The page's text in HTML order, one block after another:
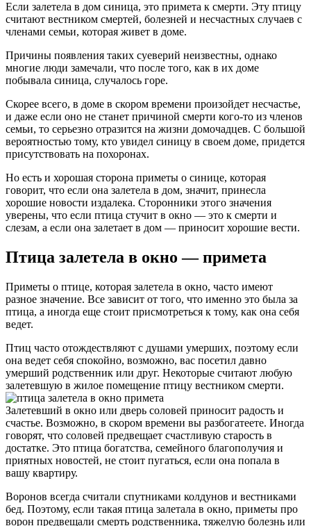
Если залетела в дом синица, это примета к смерти. Эту птицу
считают вестником смертей, болезней и несчастных случаев с
членами семьи, которая живет в доме.
Причины появления таких суеверий неизвестны, однако
многие люди замечали, что после того, как в их доме
побывала синица, случалось горе.
Скорее всего, в доме в скором времени произойдет несчастье,
и даже если оно не станет причиной смерти кого-то из членов
семьи, то серьезно отразится на жизни домочадцев. С большой
вероятностью тому, кто увидел синицу в своем доме, придется
присутствовать на похоронах.
Но есть и хорошая сторона приметы о синице, которая
говорит, что если она залетела в дом, значит, принесла
хорошие новости издалека. Сторонники этого значения
уверены, что если птица стучит в окно — это к смерти и
слезам, а если она залетает в дом — приносит хорошие вести.
Птица залетела в окно — примета
Приметы о птице, которая залетела в окно, часто имеют
разное значение. Все зависит от того, что именно это была за
птица, а иногда еще стоит присмотреться к тому, как она себя
ведет.
Птиц часто отождествляют с душами умерших, поэтому если
она ведет себя спокойно, возможно, вас посетил давно
умерший родственник или друг. Некоторые считают любую
залетевшую в жилое помещение птицу вестником смерти.
Залетевший в окно или дверь соловей приносит радость и
счастье. Возможно, в скором времени вы разбогатеете. Иногда
говорят, что соловей предвещает счастливую старость в
достатке. Это птица богатства, семейного благополучия и
приятных новостей, не стоит пугаться, если она попала в
вашу квартиру.
Воронов всегда считали спутниками колдунов и вестниками
бед. Поэтому, если такая птица залетала в окно, приметы про
ворон предвещали смерть родственника, тяжелую болезнь или